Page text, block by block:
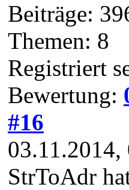
Beiträge:
Themen: 8
Registriert
Bewertung:
#16
03.11.2014,
StrToAdr